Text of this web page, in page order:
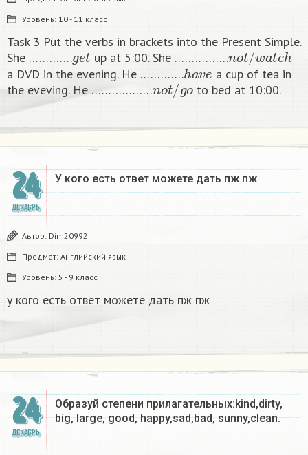
Уровень: 10 - 11 класс
Task 3 Put the verbs in brackets into the Present Simple.
She ………….
get
up at 5:00. She …………….
not/w atch
a DVD in the evening. He ………….
have
a cup of tea in
the eveving. He ………………
not/go
to bed at 10:00. ​
24
ДЕКАБРЬ
У кого есть ответ можете дать пж пж ​
Автор: Dim20992
Предмет: Английский язык
Уровень: 5 - 9 класс
у кого есть ответ можете дать пж пж
24
ДЕКАБРЬ
Образуй степени прилагательных:kind,dirty,
big, large, good, happy,sad,bad, sunny,clean.​